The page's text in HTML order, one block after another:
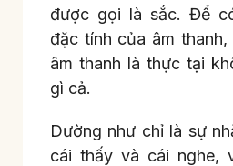
được gọi là sắc. Để
đặc tính của âm
âm thanh là thực tại
gì cả.
Dường như chỉ là sự
cái thấy và cái nghe,